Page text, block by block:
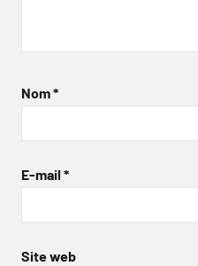
Nom*
E-mail *
Site web